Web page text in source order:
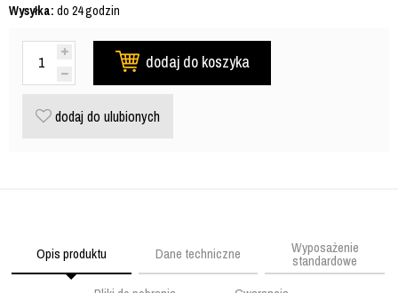
Wysyłka: do 24 godzin
dodaj do koszyka
dodaj do ulubionych
Opis produktu Dane techniczne Wyposażenie
standardowe